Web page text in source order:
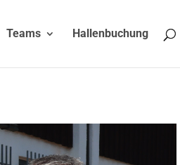
Teams Hallenbuchung